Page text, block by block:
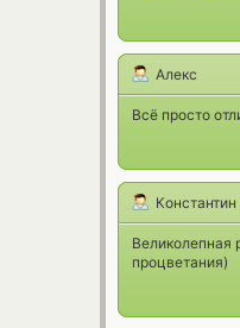
Алекс
Всё просто
Константин
Великолепная
процветания)